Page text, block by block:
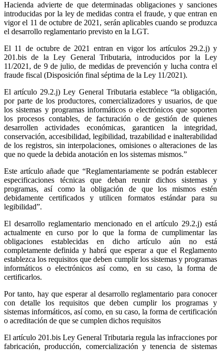
Hacienda advierte de que determinadas obligaciones y sanciones
introducidas por la ley de medidas contra el fraude, y que entran en
vigor el 11 de octubre de 2021, serán aplicables cuando se produzca
el desarrollo reglamentario previsto en la LGT.
El 11 de octubre de 2021 entran en vigor los artículos 29.2.j) y
201.bis de la Ley General Tributaria, introducidos por la Ley
11/2021, de 9 de julio, de medidas de prevención y lucha contra el
fraude fiscal (Disposición final séptima de la Ley 11/2021).
El artículo 29.2.j) Ley General Tributaria establece “la obligación,
por parte de los productores, comercializadores y usuarios, de que
los sistemas y programas informáticos o electrónicos que soporten
los procesos contables, de facturación o de gestión de quienes
desarrollen actividades económicas, garanticen la integridad,
conservación, accesibilidad, legibilidad, trazabilidad e inalterabilidad
de los registros, sin interpolaciones, omisiones o alteraciones de las
que no quede la debida anotación en los sistemas mismos.”
Este artículo añade que “Reglamentariamente se podrán establecer
especificaciones técnicas que deban reunir dichos sistemas y
programas, así como la obligación de que los mismos estén
debidamente certificados y utilicen formatos estándar para su
legibilidad”.
El desarrollo reglamentario mencionado en el artículo 29.2.j) está
actualmente en curso por lo que la forma de cumplimentar las
obligaciones establecidas en dicho artículo aún no está
completamente definida y habrá que esperar a que el Reglamento
establezca los requisitos que deben cumplir los sistemas y programas
informáticos o electrónicos así como, en su caso, la forma de
certificarlos.
Por tanto, hay que esperar al desarrollo reglamentario para conocer
con detalle los requisitos que deben cumplir los programas y
sistemas informáticos, así como, en su caso, la forma de certificación
o acreditación de que se cumplen dichos requisitos
El artículo 201.bis Ley General Tributaria regula las infracciones por
fabricación, producción, comercialización y tenencia de sistemas